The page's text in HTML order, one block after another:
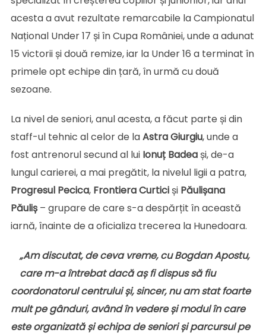
acesta a avut rezultate remarcabile la Campionatul
Național Under 17 și în Cupa României, unde a adunat
15 victorii și două remize, iar la Under 16 a terminat în
primele opt echipe din țară, în urmă cu două
sezoane.
La nivel de seniori, anul acesta, a făcut parte și din
staff-ul tehnic al celor de laAstra Giurgiu, unde a
fost antrenorul secund al lui Ionuț Badeași, de-a
lungul carierei, a mai pregătit, la nivelul ligii a patra,
Progresul Pecica, Frontiera Curticiși Păulișana
Păuliș– grupare de care s-a despărțit în această
iarnă, înainte de a oficializa trecerea la Hunedoara.
„Am discutat, de ceva vreme, cu Bogdan Apostu,
care m-aîntrebat dacă aș fi dispus să fiu
coordonatorul centrului și, sincer, nu am stat foarte
mult pe gânduri, având în vedere și modul în care
este organizată și echipa de seniori și parcursul pe